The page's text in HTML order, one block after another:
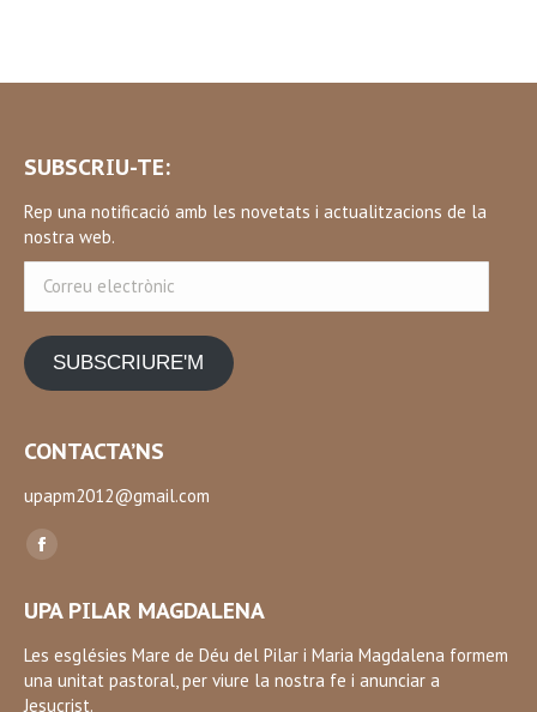
SUBSCRIU-TE:
Rep una notificació amb les novetats i actualitzacions de la
nostra web.
electrònic
SUBSCRIURE'M
CONTACTA’NS
upapm2012@gmail.com
Find us on:
Facebook
opens
in
new
UPA PILAR MAGDALENA
Les esglésies Mare de Déu del Pilar i Maria Magdalena formem
una unitat pastoral, per viure la nostra fe i anunciar a
Jesucrist.